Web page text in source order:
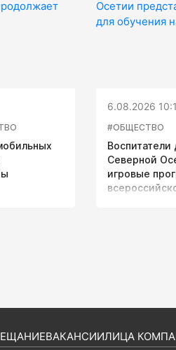
6.08.2026
#ОБЩЕСТВО
Воспитатели
Северной
игровые
ВАКАНСИИЛИЦА